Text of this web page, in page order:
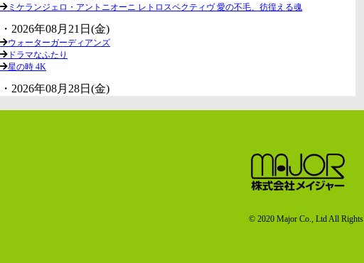
ミケランジェロ・アントニオーニ レトロスペクティヴ 愛の不毛、彷徨える魂
・2026年08月21日(金)
ウォーターガーディアンズ
ドラマなふたり
星の時 4K
・2026年08月28日(金)
© 2020 Major Co., Ltd All Rights